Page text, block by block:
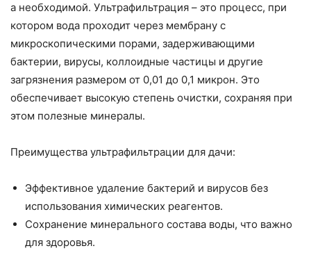
а необходимой. Ультрафильтрация – это процесс, при
котором вода проходит через мембрану с
микроскопическими порами, задерживающими
бактерии, вирусы, коллоидные частицы и другие
загрязнения размером от 0,01 до 0,1 микрон. Это
обеспечивает высокую степень очистки, сохраняя при
этом полезные минералы.
Преимущества ультрафильтрации для дачи:
Эффективное удаление бактерий и вирусов без
использования химических реагентов.
Сохранение минерального состава воды, что важно
для здоровья.